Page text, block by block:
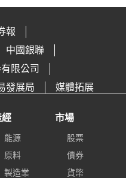
報
中國銀聯
限公司
發展局 媒體拓展
經
能源
原料
製造業
市場
股票
債券
貨幣